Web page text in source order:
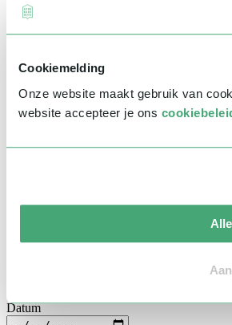
Cookiemelding
Onze website maakt gebruik van
website accepteer je ons
Sport
Toekomst van werk
Trendwatchers
WK & EK Voetbal
Heb je vragen of wil je liever direct iemand
contact met ons op viainfo@sprekershuys.nl
(Meerdere) sprekers aanvragen
Selecteer spreker(s)
Datum